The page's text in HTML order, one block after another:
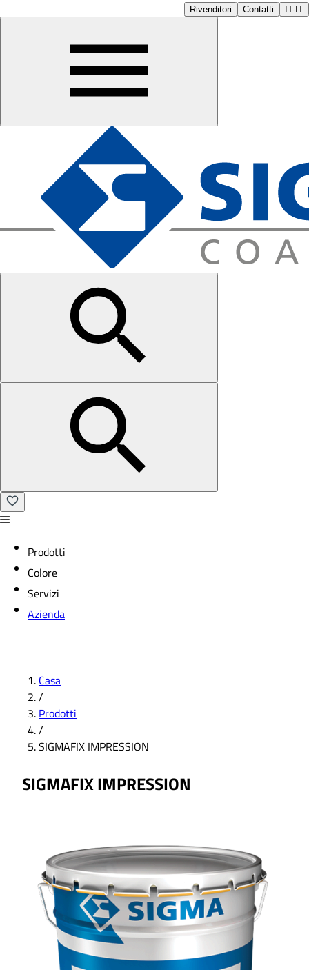
Rivenditori Contatti IT-IT
Prodotti
Colore
Servizi
Azienda
Casa
/
Prodotti
/
SIGMAFIX IMPRESSION
SIGMAFIX IMPRESSION